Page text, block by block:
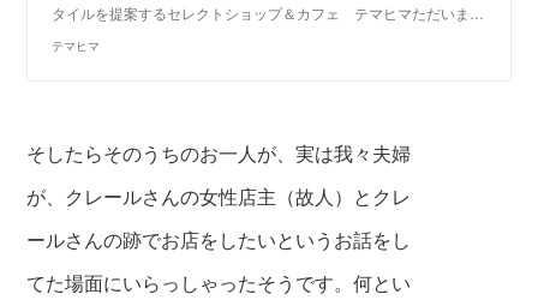
タイルを提案するセレクトショップ＆カフェ テマヒマただいま…
テマヒマ
そしたらそのうちのお一人が、実は我々夫婦
が、クレールさんの女性店主（故人）とクレ
ールさんの跡でお店をしたいというお話をし
てた場面にいらっしゃったそうです。何とい